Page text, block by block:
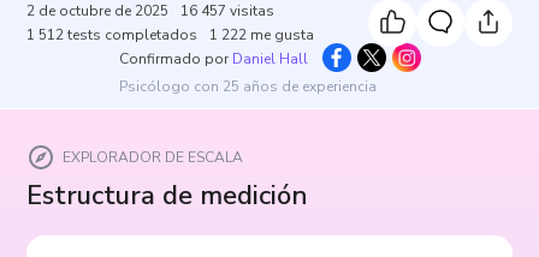
2 de octubre de 2025 16 457 visitas
1 512 tests completados 1 222 me gusta
Confirmado por Daniel Hall
Psicólogo con 25 años de experiencia
EXPLORADOR DE ESCALA
Estructura de medición